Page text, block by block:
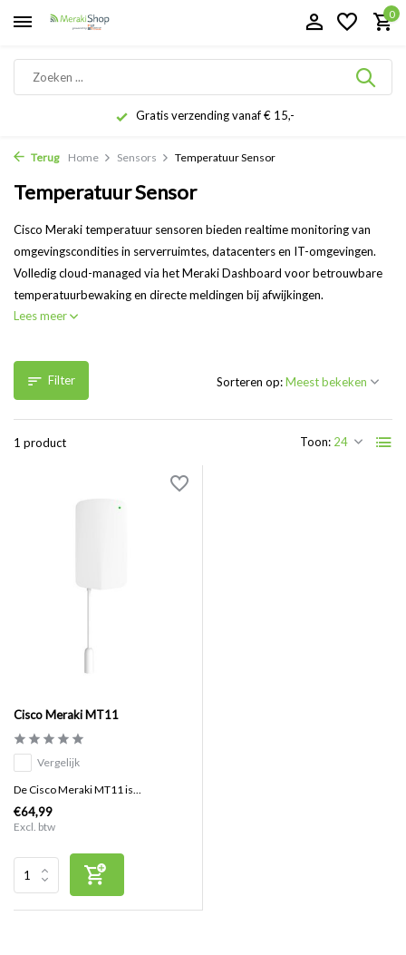
0
Gratis verzending vanaf € 15,-
Terug Home Sensors Temperatuur Sensor
Temperatuur Sensor
Cisco Meraki temperatuur sensoren bieden realtime monitoring van
omgevingscondities in serverruimtes, datacenters en IT-omgevingen.
Volledig cloud-managed via het Meraki Dashboard voor betrouwbare
temperatuurbewaking en directe meldingen bij afwijkingen.
Lees meer
Filter
1 product Toon:
Sorteren op:
Cisco Meraki MT11
Vergelijk
De Cisco Meraki MT11 is...
€64,99
Excl. btw